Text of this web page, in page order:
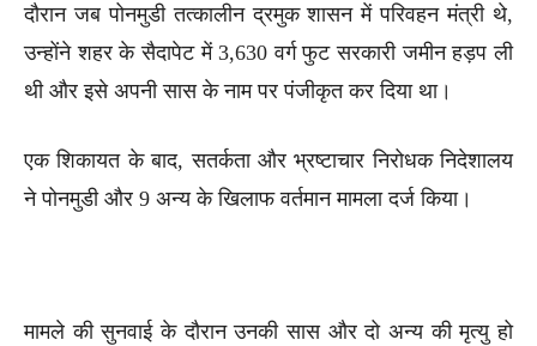
दौरान जब पोनमुडी तत्कालीन द्रमुक शासन में परिवहन मंत्री थे,
उन्होंने शहर के सैदापेट में 3,630 वर्ग फुट सरकारी जमीन हड़प ली
थी और इसे अपनी सास के नाम पर पंजीकृत कर दिया था।
एक शिकायत के बाद, सतर्कता और भ्रष्टाचार निरोधक निदेशालय
ने पोनमुडी और 9 अन्य के खिलाफ वर्तमान मामला दर्ज किया।
मामले की सुनवाई के दौरान उनकी सास और दो अन्य की मृत्यु हो